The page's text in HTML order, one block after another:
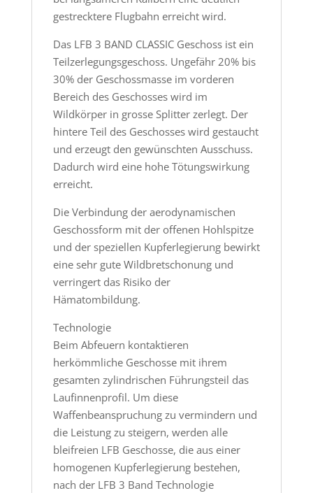
gestrecktere Flugbahn erreicht wird.
Das LFB 3 BAND CLASSIC Geschoss ist ein
Teilzerlegungsgeschoss. Ungefähr 20% bis
30% der Geschossmasse im vorderen
Bereich des Geschosses wird im
Wildkörper in grosse Splitter zerlegt. Der
hintere Teil des Geschosses wird gestaucht
und erzeugt den gewünschten Ausschuss.
Dadurch wird eine hohe Tötungswirkung
erreicht.
Die Verbindung der aerodynamischen
Geschossform mit der offenen Hohlspitze
und der speziellen Kupferlegierung bewirkt
eine sehr gute Wildbretschonung und
verringert das Risiko der
Hämatombildung.
Technologie
Beim Abfeuern kontaktieren
herkömmliche Geschosse mit ihrem
gesamten zylindrischen Führungsteil das
Laufinnenprofil. Um diese
Waffenbeanspruchung zu vermindern und
die Leistung zu steigern, werden alle
bleifreien LFB Geschosse, die aus einer
homogenen Kupferlegierung bestehen,
nach der LFB 3 Band Technologie